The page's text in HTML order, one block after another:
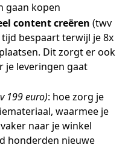
gaan kopen
content creëren (twv
tijd bespaart terwijl je 8x
Dit zorgt er ook
je leveringen gaat
199 euro): hoe zorg je
waarmee je
naar je winkel
honderden nieuwe